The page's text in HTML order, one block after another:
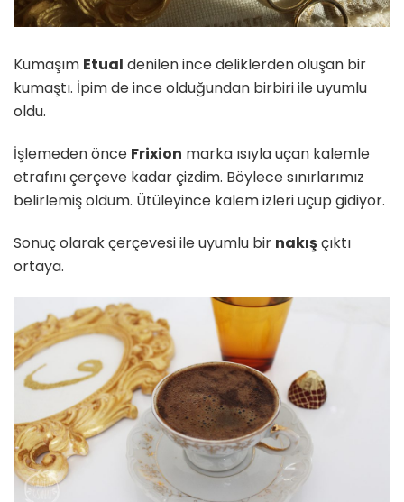
Kumaşım Etual denilen ince deliklerden oluşan bir
kumaştı. İpim de ince olduğundan birbiri ile uyumlu
oldu.
İşlemeden önce Frixion marka ısıyla uçan kalemle
etrafını çerçeve kadar çizdim. Böylece sınırlarımız
belirlemiş oldum. Ütüleyince kalem izleri uçup gidiyor.
Sonuç olarak çerçevesi ile uyumlu bir nakışçıktı
ortaya.